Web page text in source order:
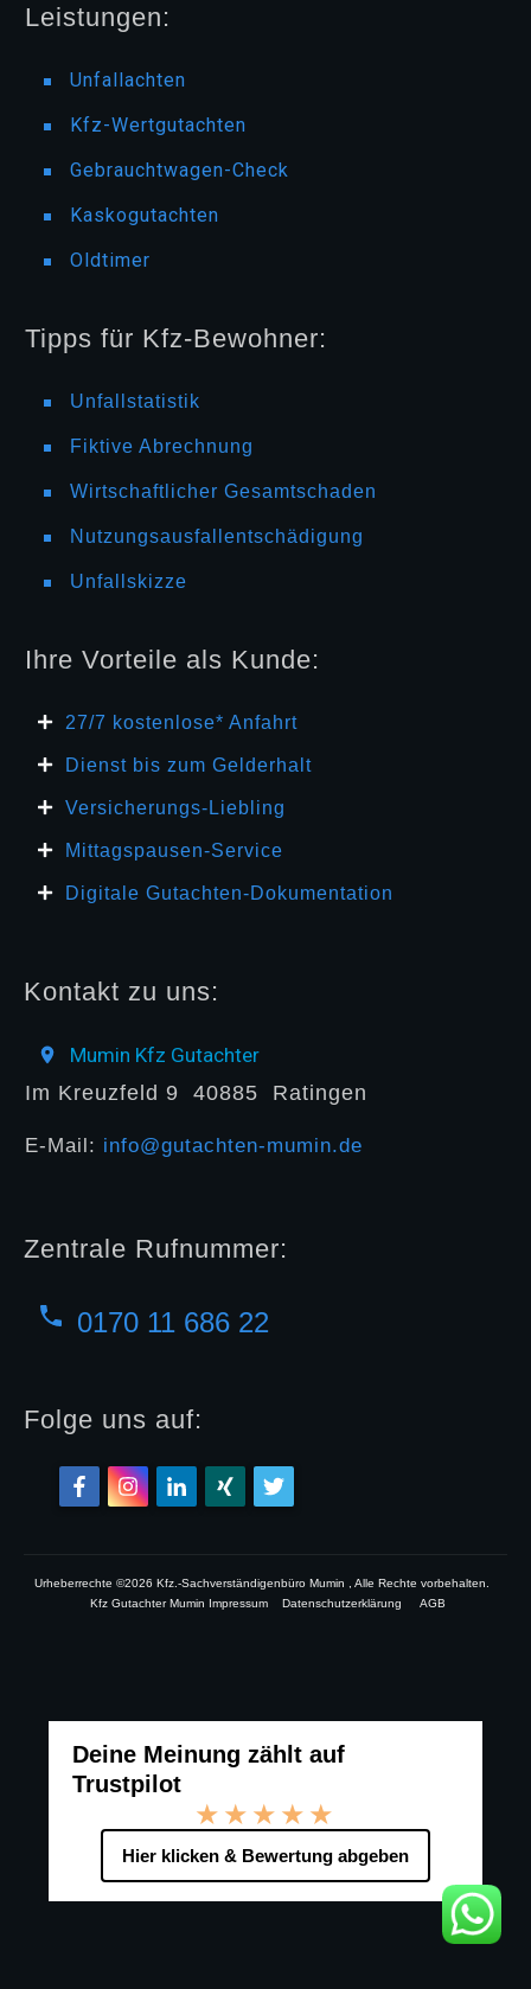
Leistungen:
Unfallachten
Kfz-Wertgutachten
Gebrauchtwagen-Check
Kaskogutachten
Oldtimer
Tipps für Kfz-Bewohner:
Unfallstatistik
Fiktive Abrechnung
Wirtschaftlicher Gesamtschaden
Nutzungsausfallentschädigung
Unfallskizze
Ihre Vorteile als Kunde:
27/7 kosten lose* Anfahrt
Dienst bis zum Gelderhalt
Versicherungs-Liebling
Mittagspausen-Service
Digitale Gutachten-Dokumentation
Kontakt zu uns:
Mumin Kfz Gutachter
Im Kreuzfeld 9 40885 Ratingen
E-Mail: info@gutachten-mumin.de
Zentrale Rufnummer:
0170 11 686 22
Folge uns auf:
Urheberrechte ©2026 Kfz.-Sachverständigenbüro Mumin , Alle Rechte vorbehalten.
Kfz Gutachter Mumin Impressum
Datenschutzerklärung AGB
Deine Meinung zählt auf
Trustpilot
★★★★★
Hier klicken & Bewertung abgeben